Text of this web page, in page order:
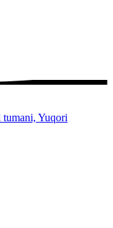
tumani, Yuqori